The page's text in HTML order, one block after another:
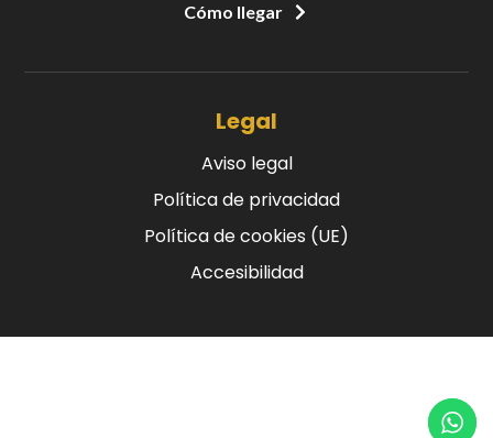
Cómo llegar
Legal
Aviso legal
Política de privacidad
Política de cookies (UE)
Accesibilidad